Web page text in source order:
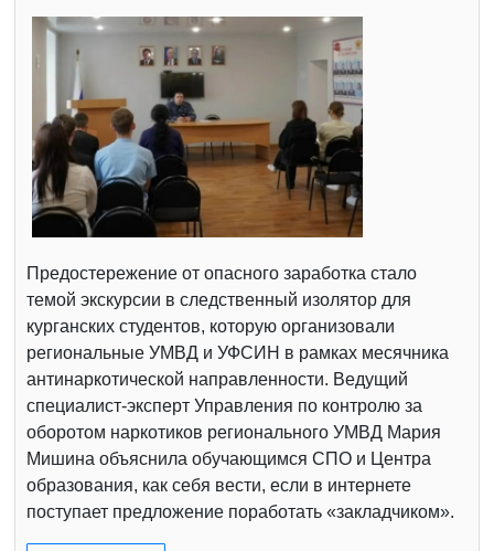
Предостережение от опасного заработка стало
темой экскурсии в следственный изолятор для
курганских студентов, которую организовали
региональные УМВД и УФСИН в рамках месячника
антинаркотической направленности. Ведущий
специалист-эксперт Управления по контролю за
оборотом наркотиков регионального УМВД Мария
Мишина объяснила обучающимся СПО и Центра
образования, как себя вести, если в интернете
поступает предложение поработать «закладчиком».